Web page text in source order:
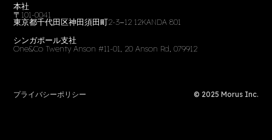
本社
〒101-0041
東京都千代田区神田須田町2-3−12 12KANDA 801
シンガポール支社
One&Co Twenty Anson #11-01, 20 Anson Rd, 079912
プライバシーポリシー © 2025 Morus Inc.